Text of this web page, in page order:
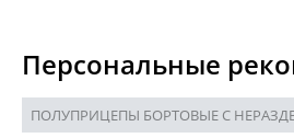
Персональные
ПОЛУПРИЦЕПЫ БОРТОВЫЕ С